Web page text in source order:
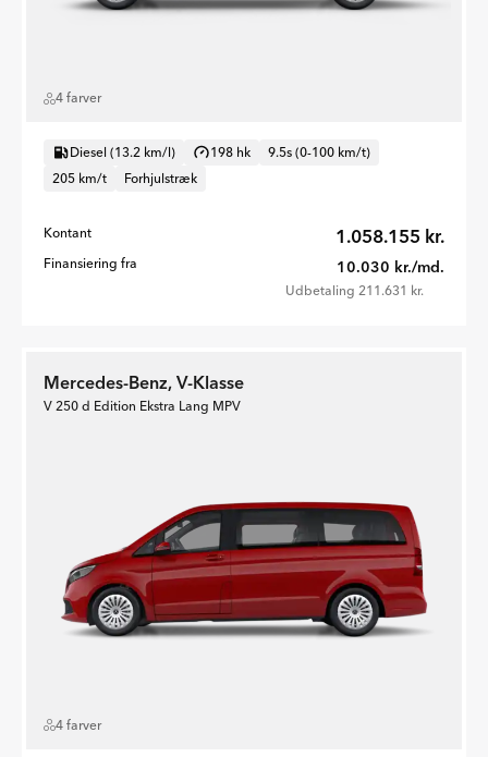
4 farver
Diesel (13.2 km/l) 198 hk
9.5s (0-100 km/t)
205 km/t
Forhjulstræk
Kontant 1.058.155 kr.
Finansiering fra 10.030 kr./md.
Udbetaling 211.631 kr.
Mercedes-Benz, V-Klasse
V 250 d Edition Ekstra Lang MPV
4 farver